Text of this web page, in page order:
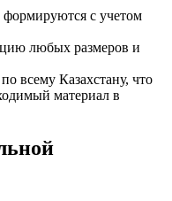
с учетом
любых размеров и
всему Казахстану, что
материал в